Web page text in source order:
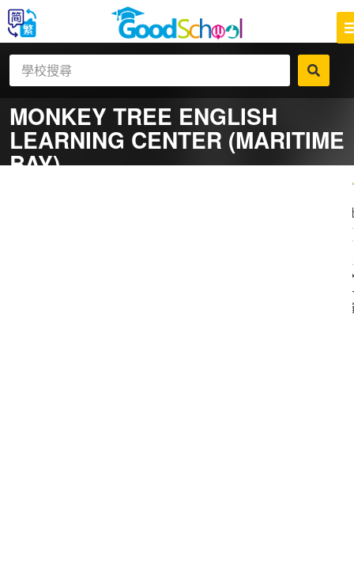
MONKEY TREE ENGLISH
LEARNING CENTER (MARITIME
BAY)
社